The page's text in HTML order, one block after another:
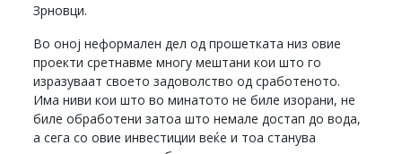
Зрновци.
Во оној неформален дел од прошетката низ овие
проекти сретнавме многу мештани кои што го
изразуваат своето задоволство од сработеното.
Има ниви кои што во минатото не биле изорани, не
биле обработени затоа што немале достап до вода,
а сега со овие инвестиции веќе и тоа станува